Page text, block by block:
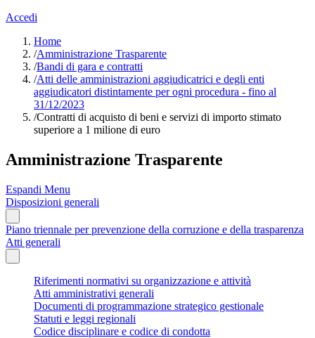
Accedi
Home
/Amministrazione Trasparente
/Bandi di gara e contratti
/Atti delle amministrazioni aggiudicatrici e degli enti
aggiudicatori distintamente per ogni procedura - fino al
31/12/2023
/Contratti di acquisto di beni e servizi di importo stimato
superiore a 1 milione di euro
Amministrazione Trasparente
Espandi Menu
Disposizioni generali
Piano triennale per prevenzione della corruzione e della trasparenza
Atti generali
Riferimenti normativi su organizzazione e attività
Atti amministrativi generali
Documenti di programmazione strategico gestionale
Statuti e leggi regionali
Codice disciplinare e codice di condotta